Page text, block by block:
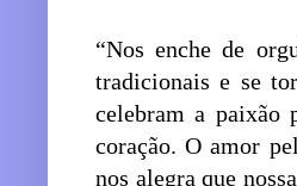
“Nos enche de
tradicionais e se
celebram a paixão
coração. O amor
nos alegra que